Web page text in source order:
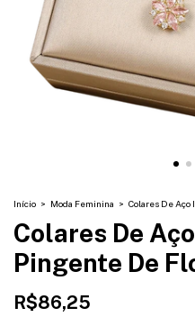
Início > Moda Feminina > Colares De Aço
Colares De
Pingente De
R$86,25